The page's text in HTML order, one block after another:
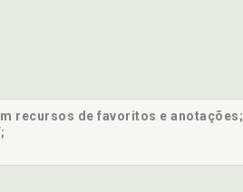
recursos de favoritos e anotações;